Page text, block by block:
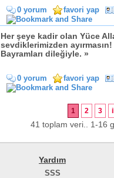
0 yorum favori yap
Her şeye kadir olan Yüce
sevdiklerimizden
Bayramları dileğiyle. »
0 yorum favori yap
1 2 3
41 toplam veri.. 1-16
Yardım
SSS